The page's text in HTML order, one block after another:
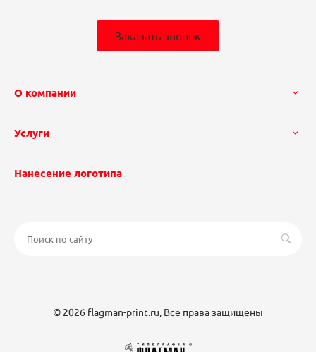
Заказать звонок
О компании
Услуги
Нанесение логотипа
© 2026 flagman-print.ru, Все права защищены